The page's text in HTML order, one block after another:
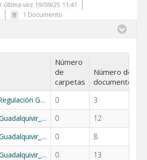
vez 19/09/25 11:41
1 Documento
Número
de
carpetas
Número de
documentos
1.-Sistema Regulación General 0
3
2.-Sistema_Guadalquivir_alto
0
12
3.-Sistema_Guadalquivir_medio
0
8
4.-Sistema_Guadalquivir_bajo
0
13